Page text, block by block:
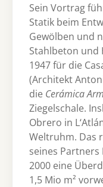
Sein Vortrag
Statik beim
Gewölben und
Stahlbeton und
1947 für die
(Architekt
die Cerámica
Ziegelschale.
Obrero in
Weltruhm. Das
seines Partners
2000 eine
1,5 Mio m²